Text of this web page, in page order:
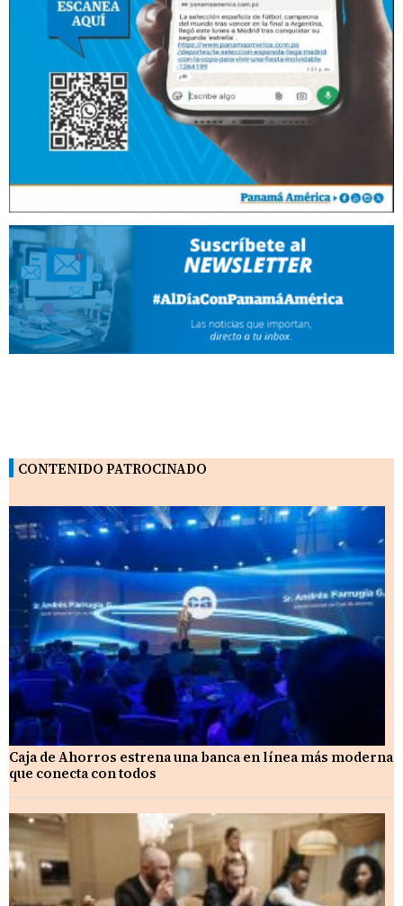
CONTENIDO PATROCINADO
Caja de Ahorros estrena una banca en línea más moderna
que conecta con todos